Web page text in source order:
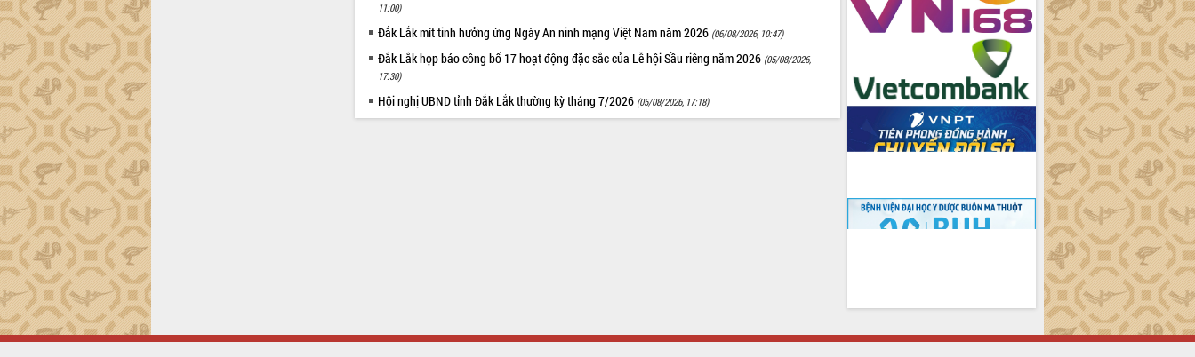
11:00)
Đắk Lắk mít tinh hưởng ứng Ngày An ninh mạng Việt Nam năm 2026 (06/08/2026, 10:47)
Đắk Lắk họp báo công bố 17 hoạt động đặc sắc của Lễ hội Sầu riêng năm 2026 (05/08/2026,
17:30)
Hội nghị UBND tỉnh Đắk Lắk thường kỳ tháng 7/2026 (05/08/2026, 17:18)